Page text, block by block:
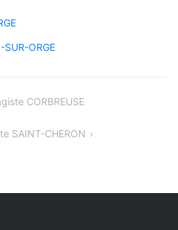
ORGE
CORBREUSE
SAINT-CHERON